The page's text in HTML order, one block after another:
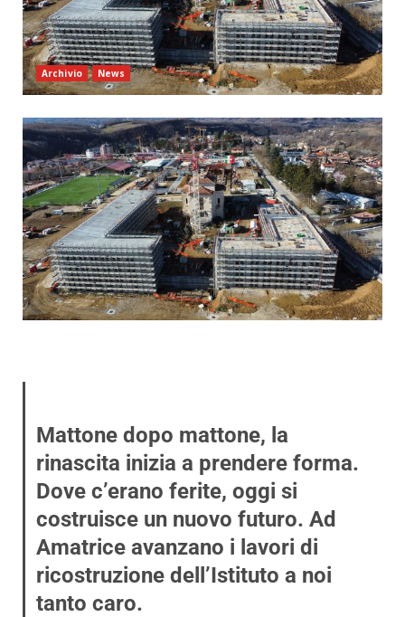
Archivio News
Mattone dopo mattone, la
rinascita inizia a prendere forma.
Dove c’erano ferite, oggi si
costruisce un nuovo futuro. Ad
Amatrice avanzano i lavori di
ricostruzione dell’Istituto a noi
tanto caro.